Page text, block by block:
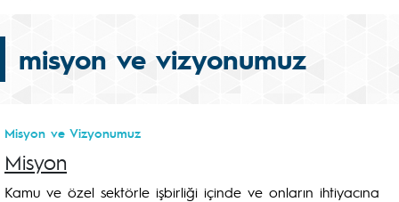
misyon ve vizyonumuz
Misyon ve Vizyonumuz
Misyon
Kamu ve özel sektörle işbirliği içinde ve onların ihtiyacına